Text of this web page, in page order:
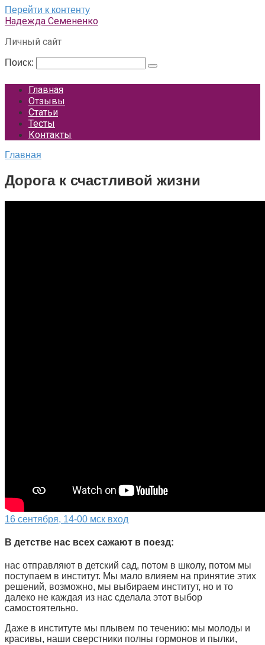
Перейти к контенту
Надежда Семененко
Личный сайт
Поиск:
Главная
Отзывы
Статьи
Тесты
Контакты
Главная
Дорога к счастливой жизни
16 сентября, 14-00 мск вход
В детстве нас всех сажают в поезд:
нас отправляют в детский сад, потом в школу, потом мы
поступаем в институт. Мы мало влияем на принятие этих
решений, возможно, мы выбираем институт, но и то
далеко не каждая из нас сделала этот выбор
самостоятельно.
Даже в институте мы плывем по течению: мы молоды и
красивы, наши сверстники полны гормонов и пылки,